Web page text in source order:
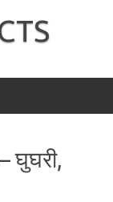
घुघरी,